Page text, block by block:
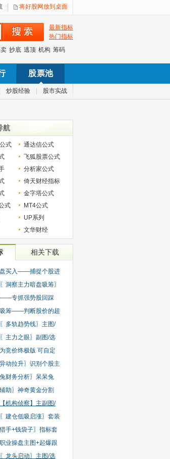
将好股网放到桌面
最新指标
热门指标
抄底 逃顶 机构 筹码
股票池
炒股经验 股市实战
航
式
通达信公式
飞狐股票公式
分析家公式
倚天财经指标
金字塔公式
式
MT4公式
UP系列
文华财经
相关下载
买入——捕捉个股进
洞察主力暗盘吸筹〗
专抓强势股回踩
筹——判断股价的超
多轨趋势线〗主图/
主力之眼〗副图/选
竞价终极版 可自定
动拉升〗识别个股主
财务分析〗呆呆兔
助〗神奇黄金分割
机构侦察】主副图/
建仓低吸启涨〗套装
手+钱袋子〗指标套
业操盘主图+起爆跟
龙头启动〗主图/选